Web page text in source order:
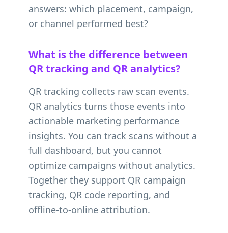
answers: which placement, campaign,
or channel performed best?
What is the difference between
QR tracking and QR analytics?
QR tracking collects raw scan events.
QR analytics turns those events into
actionable marketing performance
insights. You can track scans without a
full dashboard, but you cannot
optimize campaigns without analytics.
Together they support QR campaign
tracking, QR code reporting, and
offline-to-online attribution.